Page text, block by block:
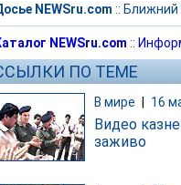
NEWSru.com :: Ближний
NEWSru.com ::
ПО ТЕМЕ
В мире 16
Видео
заживо